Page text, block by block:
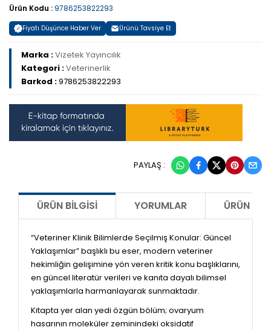
Ürün Kodu : 9786253822293
Fiyatı Düşünce Haber Ver Ürünü Tavsiye Et
Marka :Vizetek Yayıncılık
Kategori :Veterinerlik
Barkod :9786253822293
PAYLAŞ :
ÜRÜN BILGISI YORUMLAR ÜRÜN
“Veteriner Klinik Bilimlerde Seçilmiş Konular: Güncel
Yaklaşımlar”başlıklı bu eser, modern veteriner
hekimliğin gelişimine yön veren kritik konu başlıklarını,
en güncel literatür verileri ve kanıta dayalı bilimsel
yaklaşımlarla harmanlayarak sunmaktadır.
Kitapta yer alan yedi özgün bölüm; ovaryum
hasarının moleküler zeminindeki oksidatif